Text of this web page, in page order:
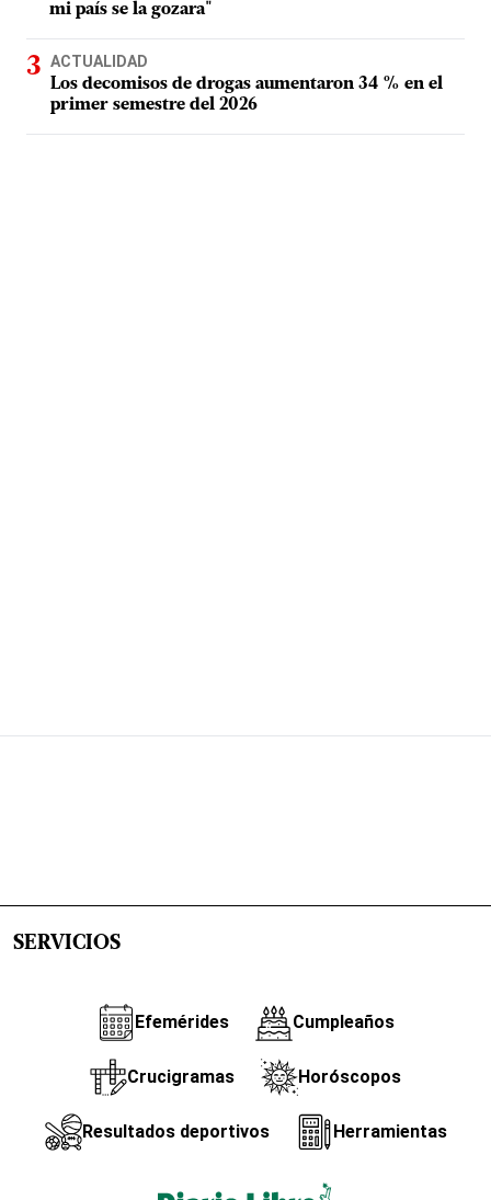
mi país se la gozara"
ACTUALIDAD
Los decomisos de drogas aumentaron 34 % en el
primer semestre del 2026
SERVICIOS
Efemérides Cumpleaños
Crucigramas Horóscopos
Resultados deportivos Herramientas